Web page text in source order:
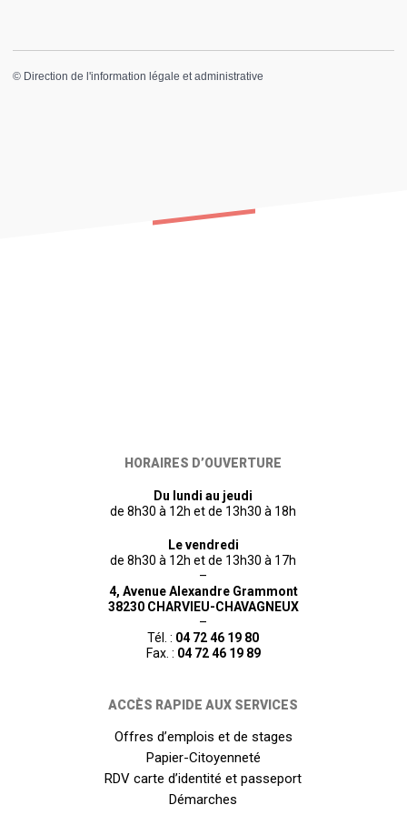
© Direction de l'information légale et administrative
HORAIRES D’OUVERTURE
Du lundi au jeudi
de 8h30 à 12h et de 13h30 à 18h
Le vendredi
de 8h30 à 12h et de 13h30 à 17h
–
4, Avenue Alexandre Grammont
38230 CHARVIEU-CHAVAGNEUX
–
Tél. : 04 72 46 19 80
Fax. : 04 72 46 19 89
ACCÈS RAPIDE AUX SERVICES
Offres d’emplois et de stages
Papier-Citoyenneté
RDV carte d’identité et passeport
Démarches